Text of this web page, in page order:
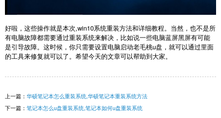
好啦，这些操作就是本次,win10系统重装方法和详细教程。当然，也不是所
有电脑故障都需要通过重装系统来解决，比如说一些电脑蓝屏黑屏有可能
是引导故障。这时候，你只需要设置电脑启动老毛桃u盘，就可以通过里面
的工具来修复就可以了。希望今天的文章可以帮助到大家。
上一篇： 华硕笔记本怎么重装系统,华硕笔记本重装系统方法
下一篇： 笔记本怎么u盘重装系统,笔记本如何u盘重装系统